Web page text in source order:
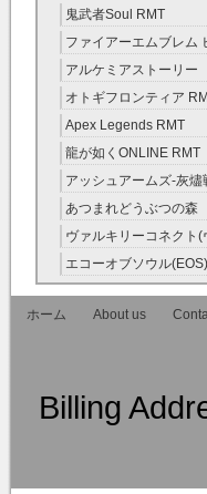
RMT|Atlantica RMT
鬼武者Soul RMT
ファイアーエムブレム
ーローズ(FEヒーローズ)
RMT
アルケミアストーリー
（アルスト） RMT
オトギフロンティア
Apex Legends RMT
龍が如くONLINE RMT
アッシュアームズ‐灰燼
線 RMT
あつまれどうぶつの森
RMT
ヴァルキリーコネクト(
ァルコネ) RMT
エコーオブソウル(EOS)
RMT
ホーム
About us
Billing